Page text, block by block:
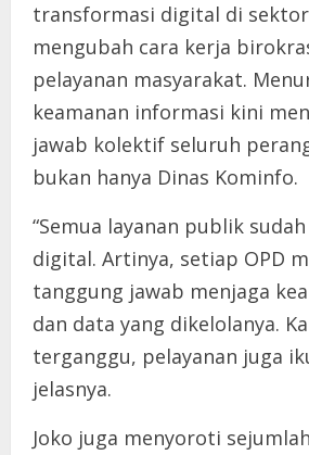
transformasi digital di
mengubah cara kerja
pelayanan masyarakat.
keamanan informasi kini
jawab kolektif seluruh
bukan hanya Dinas Kominfo.
“Semua layanan publik
digital. Artinya, setiap OPD
tanggung jawab menjaga
dan data yang dikelolanya.
terganggu, pelayanan juga
jelasnya.
Joko juga menyoroti